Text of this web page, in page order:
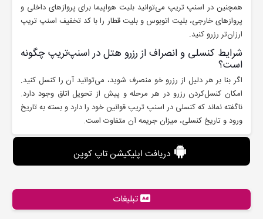
همچنین در اسنپ تریپ می‌توانید بلیت هواپیما برای پروازهای داخلی و
پروازهای خارجی، بلیت اتوبوس و بلیت قطار را با کد تخفیف اسنپ تریپ
ارزان‌تر رزرو کنید.
شرایط کنسلی و انصراف از رزرو هتل در اسنپ‌تریپ چگونه
است؟
اگر بنا بر هر دلیل از رزرو خو منصرف شوید، می‌توانید آن را کنسل کنید.
امکان کنسل‌کردن رزرو در هر مرحله و پیش از تحویل اتاق وجود دارد.
ناگفته نماند که کنسلی در اسنپ تریپ قوانین خود را دارد و بسته به تاریخ
ورود و تاریخ کنسلی، میزان جریمه آن متفاوت است.
دریافت اپلیکیشن تاپ کوپن
تبلیغات